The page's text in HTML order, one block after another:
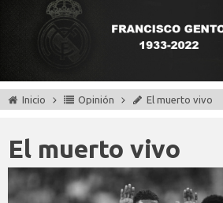
Inicio Opinión El muerto vivo
El muerto vivo